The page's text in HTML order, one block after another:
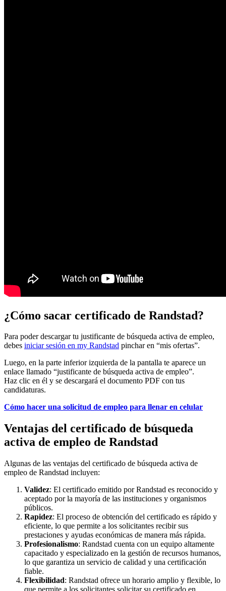
¿Cómo sacar certificado de Randstad?
Para poder descargar tu justificante de búsqueda activa de empleo,
debes iniciar sesión en my Randstad pinchar en “mis ofertas”.
Luego, en la parte inferior izquierda de la pantalla te aparece un
enlace llamado “justificante de búsqueda activa de empleo”.
Haz clic en él y se descargará el documento PDF con tus
candidaturas.
Cómo hacer una solicitud de empleo para llenar en celular
Ventajas del certificado de búsqueda
activa de empleo de Randstad
Algunas de las ventajas del certificado de búsqueda activa de
empleo de Randstad incluyen:
Validez: El certificado emitido por Randstad es reconocido y
aceptado por la mayoría de las instituciones y organismos
públicos.
Rapidez: El proceso de obtención del certificado es rápido y
eficiente, lo que permite a los solicitantes recibir sus
prestaciones y ayudas económicas de manera más rápida.
Profesionalismo: Randstad cuenta con un equipo altamente
capacitado y especializado en la gestión de recursos humanos,
lo que garantiza un servicio de calidad y una certificación
fiable.
Flexibilidad: Randstad ofrece un horario amplio y flexible, lo